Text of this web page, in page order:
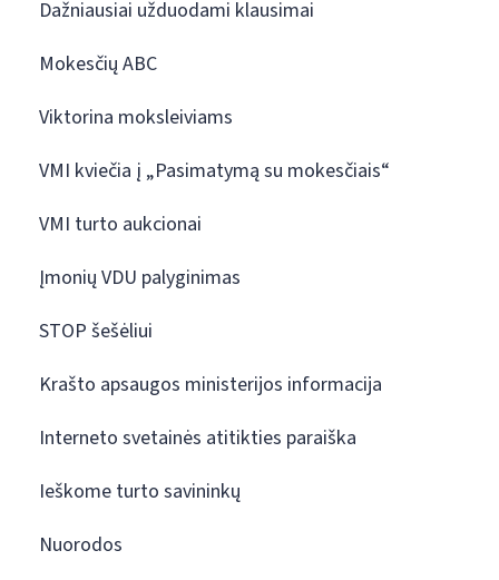
Dažniausiai užduodami klausimai
Mokesčių ABC
Viktorina moksleiviams
VMI kviečia į „Pasimatymą su mokesčiais“
VMI turto aukcionai
Įmonių VDU palyginimas
STOP šešėliui
Krašto apsaugos ministerijos informacija
Interneto svetainės atitikties paraiška
Ieškome turto savininkų
Nuorodos